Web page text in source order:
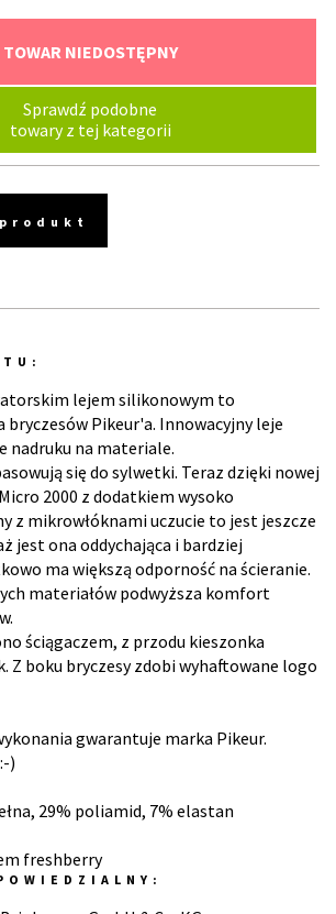
TOWAR NIEDOSTĘPNY
Sprawdź podobne
towary z tej kategorii
lejem silikonowym to
bryczesów Pikeur'a. Innowacyjny leje
nadruku na materiale.
się do sylwetki. Teraz dzięki nowej
2000 z dodatkiem wysoko
z mikrowłóknami uczucie to jest jeszcze
jest ona oddychająca i bardziej
ma większą odporność na ścieranie.
materiałów podwyższa komfort
ściągaczem, z przodu kieszonka
Z boku bryczesy zdobi wyhaftowane logo
gwarantuje marka Pikeur.
)
29% poliamid, 7% elastan
freshberry